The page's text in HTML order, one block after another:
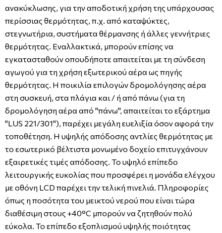
ανακύκλωσης, για την αποδοτική χρήση της υπάρχουσας
περίσσιας θερμότητας, π.χ. από καταψύκτες,
στεγνωτήρια, συστήματα θέρμανσης ή άλλες γεννήτριες
θερμότητας. Εναλλακτικά, μπορούν επίσης να
εγκατασταθούν οπουδήποτε απαιτείται με τη σύνδεση
αγωγού για τη χρήση εξωτερικού αέρα ως πηγής
θερμότητας. Η ποικιλία επιλογών δρομολόγησης αέρα
στη συσκευή, στα πλάγια και / ή από πάνω (για τη
δρομολόγηση αέρα από "πάνω", απαιτείται το εξάρτημα
"LUS 221/301"), παρέχει μεγάλη ευελιξία όσον αφορά την
τοποθέτηση. Η υψηλής απόδοσης αντλίες θερμότητας με
το εσωτερικό βέλτιστα μονωμένο δοχείο επιτυγχάνουν
εξαιρετικές τιμές απόδοσης. Το υψηλό επίπεδο
λειτουργικής ευκολίας που προσφέρει η μονάδα ελέγχου
με οθόνη LCD παρέχει την τελική πινελιά. Πληροφορίες
όπως η ποσότητα του μεικτού νερού που είναι τώρα
διαθέσιμη στους +40°C μπορούν να ζητηθούν πολύ
εύκολα. Το επίπεδο εξοπλισμού υψηλής ποιότητας